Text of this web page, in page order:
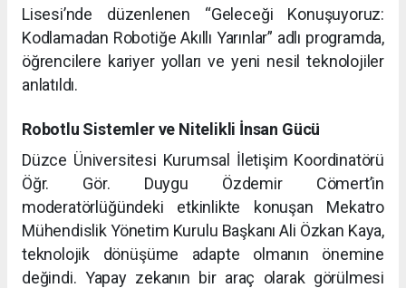
Lisesi’nde düzenlenen “Geleceği Konuşuyoruz:
Kodlamadan Robotiğe Akıllı Yarınlar” adlı programda,
öğrencilere kariyer yolları ve yeni nesil teknolojiler
anlatıldı.
Robotlu Sistemler ve Nitelikli İnsan Gücü
Düzce Üniversitesi Kurumsal İletişim Koordinatörü
Öğr. Gör. Duygu Özdemir Cömert’in
moderatörlüğündeki etkinlikte konuşan Mekatro
Mühendislik Yönetim Kurulu Başkanı Ali Özkan Kaya,
teknolojik dönüşüme adapte olmanın önemine
değindi. Yapay zekanın bir araç olarak görülmesi